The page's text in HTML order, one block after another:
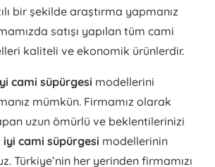
bir şekilde araştırma yapmanız
satışı yapılan tüm cami
kaliteli ve ekonomik ürünlerdir.
cami süpürgesi modellerini
mümkün. Firmamız olarak
uzun ömürlü ve beklentilerinizi
iyi cami süpürgesi modellerinin
Türkiye’nin her yerinden firmamızı